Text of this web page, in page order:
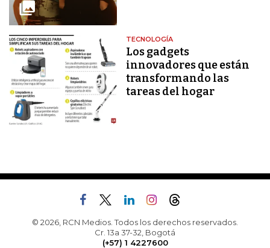
TECNOLOGÍA
Los gadgets
innovadores que están
transformando las
tareas del hogar
© 2026, RCN Medios. Todos los derechos reservados.
Cr. 13a 37-32, Bogotá
(+57) 1 4227600